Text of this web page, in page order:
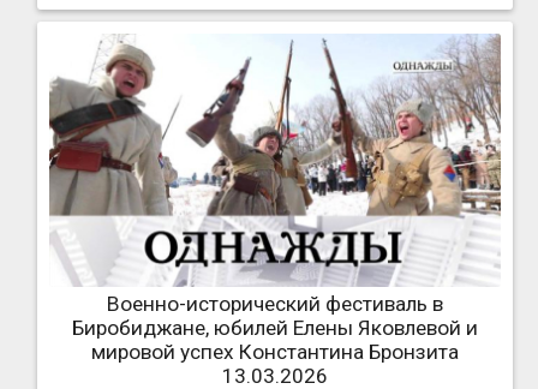
Военно-исторический фестиваль в
Биробиджане, юбилей Елены Яковлевой и
мировой успех Константина Бронзита
13.03.2026